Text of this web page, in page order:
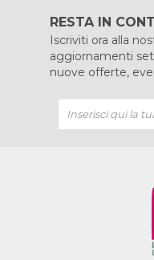
RESTA IN
Iscriviti ora alla
aggiornamenti
nuove offerte,